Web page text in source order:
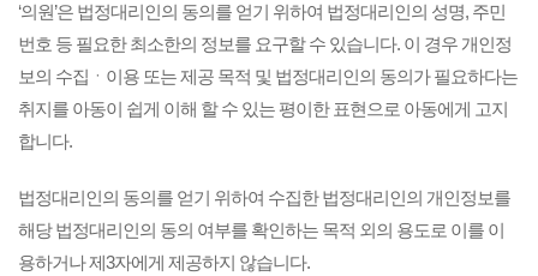
‘의원’은 법정대리인의 동의를 얻기 위하여 법정대리인의 성명, 주민
번호 등 필요한 최소한의 정보를 요구할 수 있습니다. 이 경우 개인정
보의 수집ㆍ이용 또는 제공 목적 및 법정대리인의 동의가 필요하다는
취지를 아동이 쉽게 이해 할 수 있는 평이한 표현으로 아동에게 고지
합니다.
법정대리인의 동의를 얻기 위하여 수집한 법정대리인의 개인정보를
해당 법정대리인의 동의 여부를 확인하는 목적 외의 용도로 이를 이
용하거나 제3자에게 제공하지 않습니다.